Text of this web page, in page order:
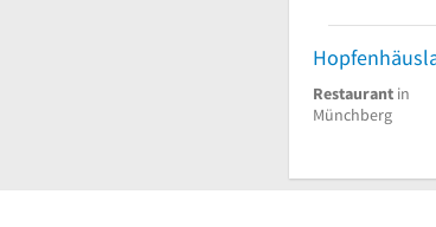
Restaurant in
Münchberg